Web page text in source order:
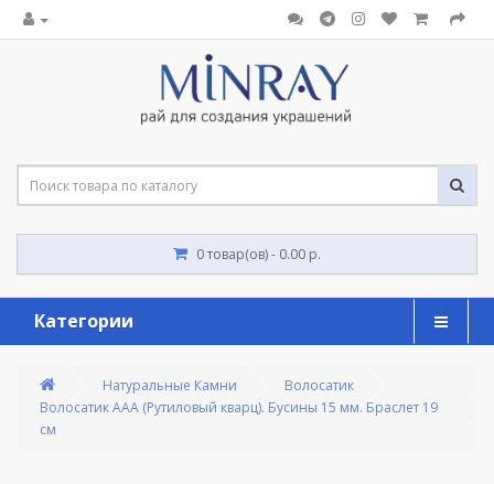
0 товар(ов) - 0.00 р.
Категории
Натуральные Камни
Волосатик
Волосатик ААА (Рутиловый кварц). Бусины 15 мм. Браслет 19
см